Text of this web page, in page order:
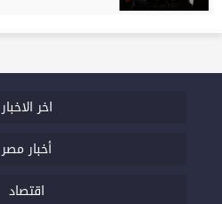
اخر الاخبار
أخبار مصر
اقتصاد